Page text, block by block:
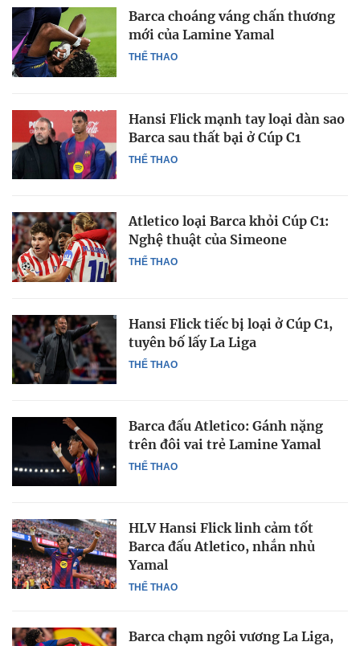
THỂ THAO
Barca choáng váng chấn thương
mới của Lamine Yamal
THỂ THAO
Hansi Flick mạnh tay loại dàn sao
Barca sau thất bại ở Cúp C1
THỂ THAO
Atletico loại Barca khỏi Cúp C1:
Nghệ thuật của Simeone
THỂ THAO
Hansi Flick tiếc bị loại ở Cúp C1,
tuyên bố lấy La Liga
THỂ THAO
Barca đấu Atletico: Gánh nặng
trên đôi vai trẻ Lamine Yamal
THỂ THAO
HLV Hansi Flick linh cảm tốt
Barca đấu Atletico, nhắn nhủ
Yamal
Barca chạm ngôi vương La Liga,